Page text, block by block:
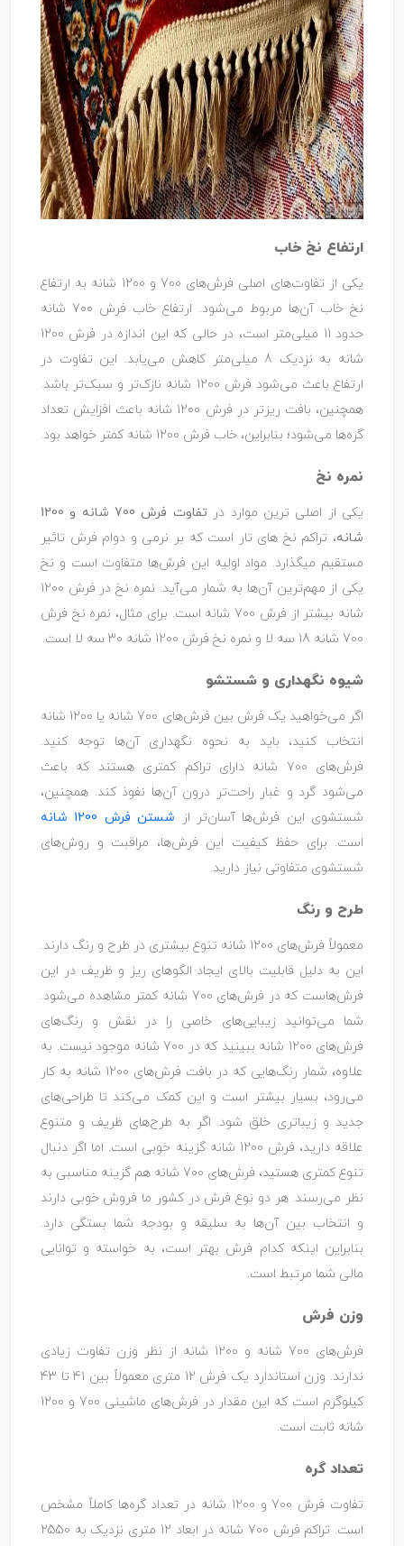
ارتفاع نخ خاب
یکی از تفاوت‌های اصلی فرش‌های 700 و 1200 شانه به ارتفاع
نخ خاب آن‌ها مربوط می‌شود. ارتفاع خاب فرش 700 شانه
حدود 11 میلی‌متر است، در حالی که این اندازه در فرش 1200
شانه به نزدیک 8 میلی‌متر کاهش می‌یابد. این تفاوت در
ارتفاع باعث می‌شود فرش 1200 شانه نازک‌تر و سبک‌تر باشد.
همچنین، بافت ریزتر در فرش 1200 شانه باعث افزایش تعداد
گره‌ها می‌شود؛ بنابراین، خاب فرش 1200 شانه کمتر خواهد بود.
نمره نخ
یکی از اصلی ترین موارد در
تفاوت فرش 700 شانه و 1200
شانه، تراکم نخ های تار است که بر نرمی و دوام فرش تاثیر
مستقیم میگذارد. مواد اولیه این فرش‌ها متفاوت است و نخ
یکی از مهم‌ترین آن‌ها به شمار می‌آید. نمره نخ در فرش 1200
شانه بیشتر از فرش 700 شانه است. برای مثال، نمره نخ فرش
700 شانه 18 سه لا و نمره نخ فرش 1200 شانه 30 سه لا است.
شیوه نگهداری و شستشو
اگر می‌خواهید یک فرش بین فرش‌های 700 شانه یا 1200 شانه
انتخاب کنید، باید به نحوه نگهداری آن‌ها توجه کنید.
فرش‌های 700 شانه دارای تراکم کمتری هستند که باعث
می‌شود گرد و غبار راحت‌تر درون آن‌ها نفوذ کند. همچنین،
شستشوی این فرش‌ها آسان‌تر از شستن فرش 1200 شانه
است. برای حفظ کیفیت این فرش‌ها، مراقبت و روش‌های
شستشوی متفاوتی نیاز دارید.
طرح و رنگ
معمولاً فرش‌های 1200 شانه تنوع بیشتری در طرح و رنگ دارند.
این به دلیل قابلیت بالای ایجاد الگوهای ریز و ظریف در این
فرش‌هاست که در فرش‌های 700 شانه کمتر مشاهده می‌شود.
شما می‌توانید زیبایی‌های خاصی را در نقش و رنگ‌های
فرش‌های 1200 شانه ببینید که در 700 شانه موجود نیست. به
علاوه، شمار رنگ‌هایی که در بافت فرش‌های 1200 شانه به کار
می‌رود، بسیار بیشتر است و این کمک می‌کند تا طراحی‌های
جدید و زیباتری خلق شود. اگر به طرح‌های ظریف و متنوع
علاقه دارید، فرش 1200 شانه گزینه خوبی است. اما اگر دنبال
تنوع کمتری هستید، فرش‌های 700 شانه هم گزینه مناسبی به
نظر می‌رسند. هر دو نوع فرش در کشور ما فروش خوبی دارند
و انتخاب بین آن‌ها به سلیقه و بودجه‌ شما بستگی دارد.
بنابراین اینکه کدام فرش بهتر است، به خواسته و توانایی
مالی شما مرتبط است.
وزن فرش
فرش‌های 700 شانه و 1200 شانه از نظر وزن تفاوت زیادی
ندارند. وزن استاندارد یک فرش 12 متری معمولاً بین 41 تا 43
کیلوگرم است که این مقدار در فرش‌های ماشینی 700 و 1200
شانه ثابت است.
تعداد گره
تفاوت فرش 700 و 1200 شانه در تعداد گره‌ها کاملاً مشخص
است. تراکم فرش 700 شانه در ابعاد 12 متری نزدیک به 2550